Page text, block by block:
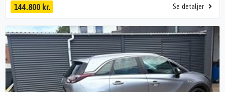
144.800 kr. Se detaljer